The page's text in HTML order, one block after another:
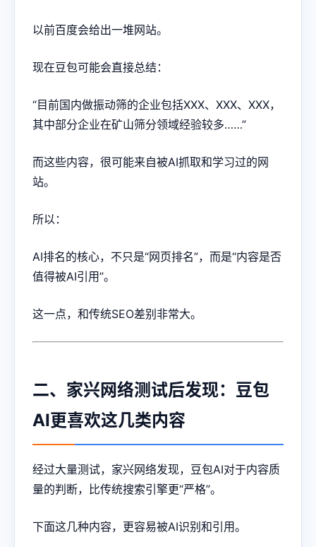
以前百度会给出一堆网站。
现在豆包可能会直接总结：
“目前国内做振动筛的企业包括XXX、XXX、XXX，
其中部分企业在矿山筛分领域经验较多……”
而这些内容，很可能来自被AI抓取和学习过的网
站。
所以：
AI排名的核心，不只是“网页排名”，而是“内容是否
值得被AI引用”。
这一点，和传统SEO差别非常大。
二、家兴网络测试后发现：豆包
AI更喜欢这几类内容
经过大量测试，家兴网络发现，豆包AI对于内容质
量的判断，比传统搜索引擎更“严格”。
下面这几种内容，更容易被AI识别和引用。